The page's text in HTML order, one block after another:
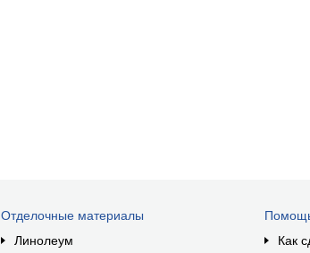
Отделочные материалы
Линолеум
Как